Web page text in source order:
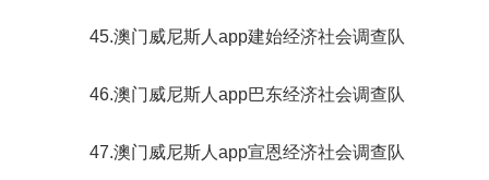
45.澳门威尼斯人app建始经济社会调查队
46.澳门威尼斯人app巴东经济社会调查队
47.澳门威尼斯人app宣恩经济社会调查队